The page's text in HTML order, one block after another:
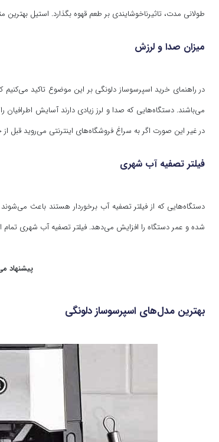
طولانی مدت، تاثیرناخوشایندی بر طعم قهوه بگذارد. استیل
میزان صدا و لرزش
در راهنمای خرید اسپرسوساز دلونگی بر این موضوع تاکید می‌کنیم
می‌باشند. دستگاه‌هایی که صدا و لرز زیادی دارند آسایش
در غیر این صورت اگر به سراغ فروشگاه‌های اینترنتی می‌روید قبل
فیلتر تصفیه آب شهری
شده و عمر دستگاه را افزایش می‌دهد. فیلتر تصفیه آب شهری تمام
پیشنهاد
بهترین مدل‌های اسپرسوساز دلونگی